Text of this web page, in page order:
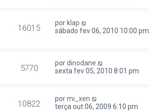
16015 por klap
sábado fev 06, 2010 10:00 pm
5770 pordinodane
sexta fev 05, 2010 8:01 pm
10822 pormi_xen
terça out 06, 2009 6:10 pm